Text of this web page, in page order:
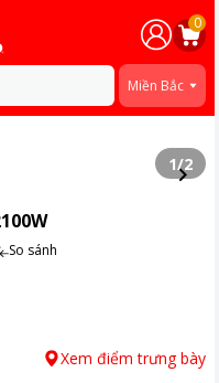
0
Miền Bắc
1/2
So sánh
Xem điểm trưng bày